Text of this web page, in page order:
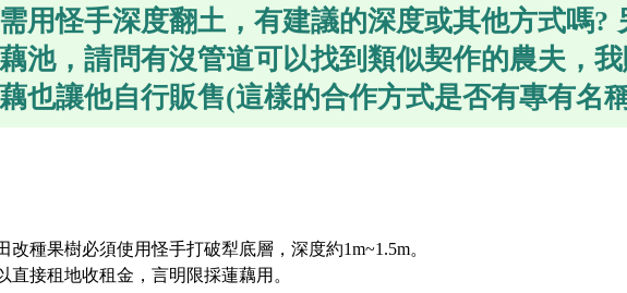
用怪手深度翻土，有建議的深度或其他方式嗎?
池，請問有沒管道可以找到類似契作的農夫，
也讓他自行販售(這樣的合作方式是否有專有名
改種果樹必須使用怪手打破犁底層，深度約1m~1.5m。
直接租地收租金，言明限採蓮藕用。